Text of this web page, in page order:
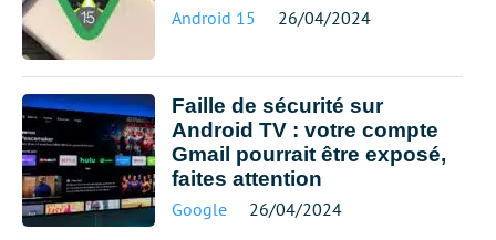
Android 15 26/04/2024
Faille de sécurité sur
Android TV : votre compte
Gmail pourrait être exposé,
faites attention
Google 26/04/2024